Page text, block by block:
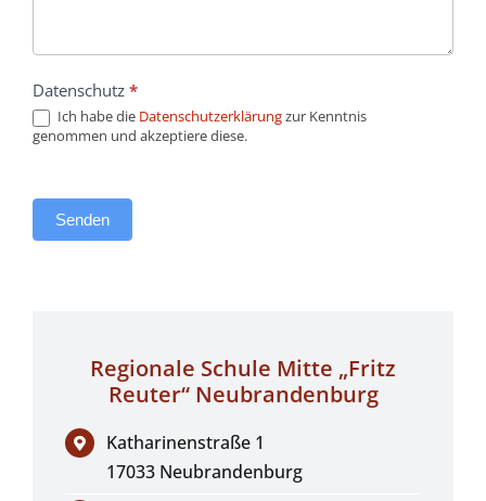
Datenschutz *
Ich habe die Datenschutzerklärungzur Kenntnis
genommen und akzeptiere diese.
Senden
Regionale Schule Mitte „Fritz
Reuter“ Neubrandenburg
Katharinenstraße 1
17033 Neubrandenburg